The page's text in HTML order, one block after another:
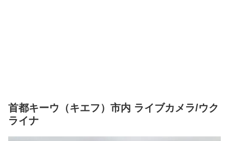
首都キーウ（キエフ）市内 ライブカメラ/ウク
ライナ